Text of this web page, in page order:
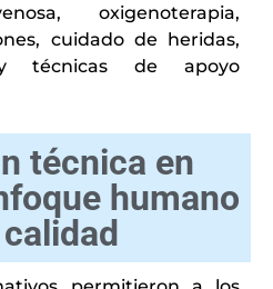
oxigenoterapia,
cuidado de heridas,
técnicas de apoyo
técnica en
humano